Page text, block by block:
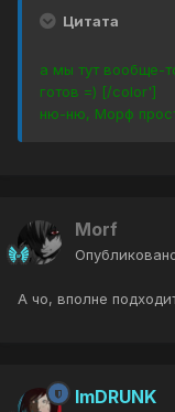
Цитата
а мы тут вообще-
готов =) [/color']
ню-ню, Морф
Morf
А чо, вполне
ImDRUNK